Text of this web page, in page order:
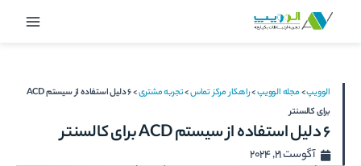
Main
الوویپ>مجله الوویپ>راهکار مرکز تماس>تجربه مشتری>
6 دلیل استفاده از سیستم ACD
برای کالسنتر
6 دلیل استفاده از سیستم ACD برای کالسنتر
آگوست 21, 2024